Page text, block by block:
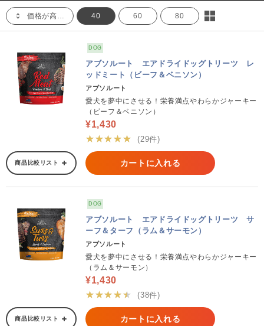
価格が高い順 40 60 80
DOG
アブソルート エアドライドッグトリーツ レ
ッドミート（ビーフ＆ベニソン）
アブソルート
愛犬を夢中にさせる！栄養満点やわらかジャーキー
（ビーフ＆ベニソン）
¥1,430
★★★★★
(29件)
商品比較リスト カートに入れる
DOG
アブソルート エアドライドッグトリーツ サ
ーフ＆ターフ（ラム＆サーモン）
アブソルート
愛犬を夢中にさせる！栄養満点やわらかジャーキー
（ラム＆サーモン）
¥1,430
★★★★★
(38件)
商品比較リスト カートに入れる